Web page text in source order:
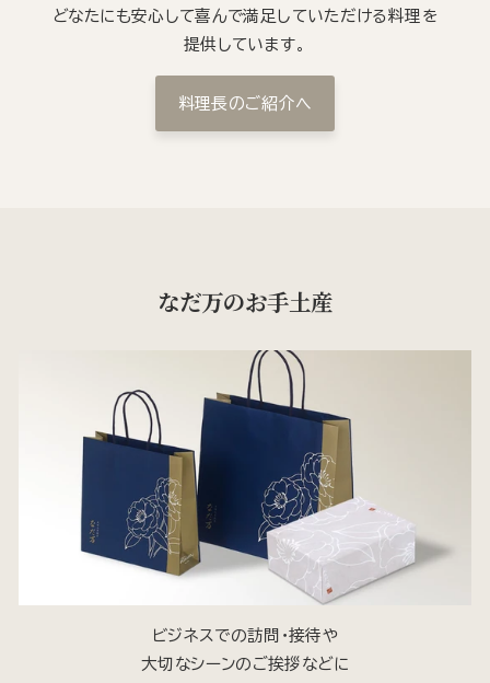
どなたにも安心して喜んで満足していただける料理を
提供しています。
料理長のご紹介へ
なだ万のお手土産
ビジネスでの訪問・接待や
大切なシーンのご挨拶などに